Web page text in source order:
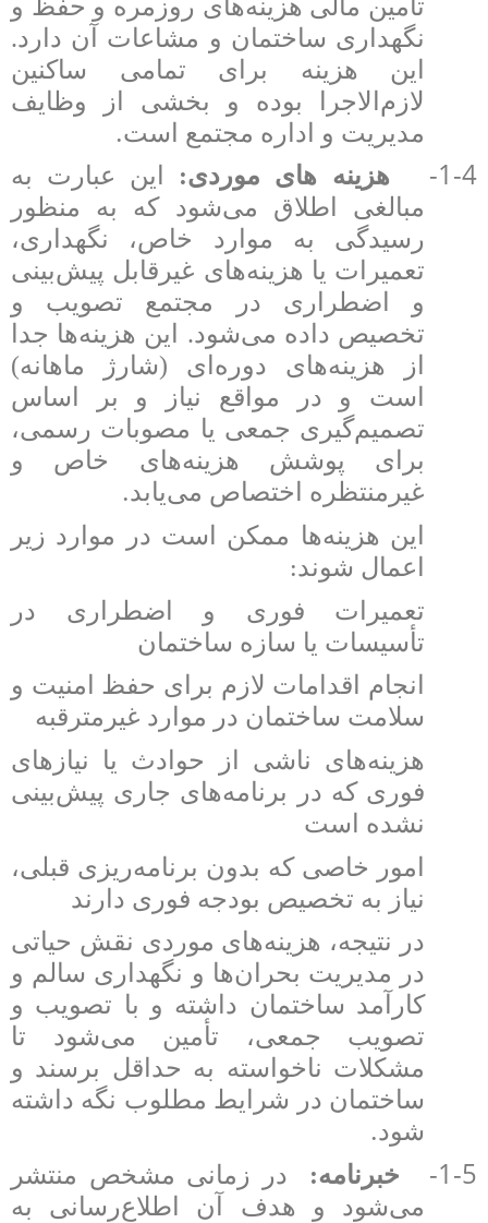
تأمین مالی هزینه‌های روزمره و حفظ و
نگهداری ساختمان و مشاعات آن دارد.
این هزینه برای تمامی ساکنین
لازم‌الاجرا بوده و بخشی از وظایف
مدیریت و اداره مجتمع است.
1-4-
هزینه های موردی: این عبارت به
مبالغی اطلاق می‌شود که به منظور
رسیدگی به موارد خاص، نگهداری،
تعمیرات یا هزینه‌های غیرقابل پیش‌بینی
و اضطراری در مجتمع تصویب و
تخصیص داده می‌شود. این هزینه‌ها جدا
از هزینه‌های دوره‌ای (شارژ ماهانه)
است و در مواقع نیاز و بر اساس
تصمیم‌گیری جمعی یا مصوبات رسمی،
برای پوشش هزینه‌های خاص و
غیرمنتظره اختصاص می‌یابد.
این هزینه‌ها ممکن است در موارد زیر
اعمال شوند:
تعمیرات فوری و اضطراری در
تأسیسات یا سازه ساختمان
انجام اقدامات لازم برای حفظ امنیت و
سلامت ساختمان در موارد غیرمترقبه
هزینه‌های ناشی از حوادث یا نیازهای
فوری که در برنامه‌های جاری پیش‌بینی
نشده است
امور خاصی که بدون برنامه‌ریزی قبلی،
نیاز به تخصیص بودجه فوری دارند
در نتیجه، هزینه‌های موردی نقش حیاتی
در مدیریت بحران‌ها و نگهداری سالم و
کارآمد ساختمان داشته و با تصویب و
تصویب جمعی، تأمین می‌شود تا
مشکلات ناخواسته به حداقل برسند و
ساختمان در شرایط مطلوب نگه داشته
شود.
1-5-
خبرنامه:
در زمانی مشخص منتشر
می‌شود و هدف آن اطلاع‌رسانی به